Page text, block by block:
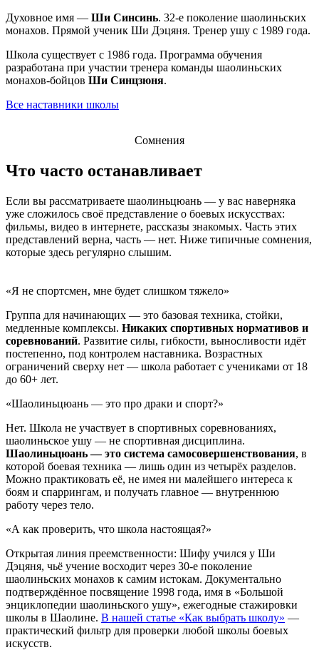
Духовное имя — Ши Синсинь. 32-е поколение шаолиньских
монахов. Прямой ученик Ши Дэцяня. Тренер ушу с 1989 года.
Школа существует с 1986 года. Программа обучения
разработана при участии тренера команды шаолиньских
монахов-бойцов Ши Синцзюня.
Все наставники школы
Сомнения
Что часто останавливает
Если вы рассматриваете шаолиньцюань — у вас наверняка
уже сложилось своё представление о боевых искусствах:
фильмы, видео в интернете, рассказы знакомых. Часть этих
представлений верна, часть — нет. Ниже типичные сомнения,
которые здесь регулярно слышим.
«Я не спортсмен, мне будет слишком тяжело»
Группа для начинающих — это базовая техника, стойки,
медленные комплексы. Никаких спортивных нормативов и
соревнований. Развитие силы, гибкости, выносливости идёт
постепенно, под контролем наставника. Возрастных
ограничений сверху нет — школа работает с учениками от 18
до 60+ лет.
«Шаолиньцюань — это про драки и спорт?»
Нет. Школа не участвует в спортивных соревнованиях,
шаолиньское ушу — не спортивная дисциплина.
Шаолиньцюань — это система самосовершенствования, в
которой боевая техника — лишь один из четырёх разделов.
Можно практиковать её, не имея ни малейшего интереса к
боям и спаррингам, и получать главное — внутреннюю
работу через тело.
«А как проверить, что школа настоящая?»
Открытая линия преемственности: Шифу учился у Ши
Дэцяня, чьё учение восходит через 30-е поколение
шаолиньских монахов к самим истокам. Документально
подтверждённое посвящение 1998 года, имя в «Большой
энциклопедии шаолиньского ушу», ежегодные стажировки
школы в Шаолине. В нашей статье «Как выбрать школу» —
практический фильтр для проверки любой школы боевых
искусств.